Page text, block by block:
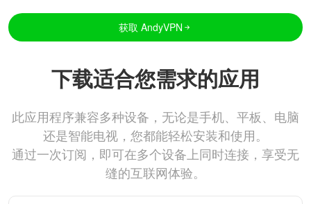
获取 AndyVPN
下载适合您需求的应用
此应用程序兼容多种设备，无论是手机、平板、电脑
还是智能电视，您都能轻松安装和使用。
通过一次订阅，即可在多个设备上同时连接，享受无
缝的互联网体验。